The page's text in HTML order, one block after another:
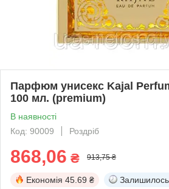
Парфюм унисекс Kajal
100 мл. (premium)
В наявності
Код: 90009
Роздріб
868,06 ₴ 913,75 ₴
Економія 45.69 ₴ Залишилось